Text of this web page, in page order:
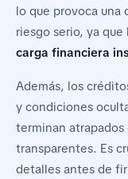
lo que provoca una
riesgo serio, ya
carga financiera
Además, los
y condiciones
terminan
transparentes. Es
detalles antes de